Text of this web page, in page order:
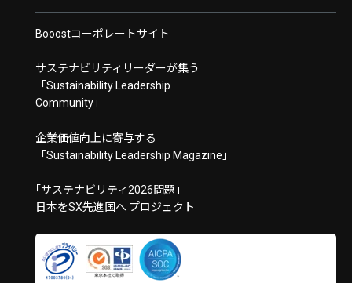
Booostコーポレートサイト
サステナビリティリーダーが集う
「Sustainability Leadership
Community」
企業価値向上に寄与する
「Sustainability Leadership Magazine」
｢サステナビリティ2026問題｣
日本をSX先進国へ プロジェクト